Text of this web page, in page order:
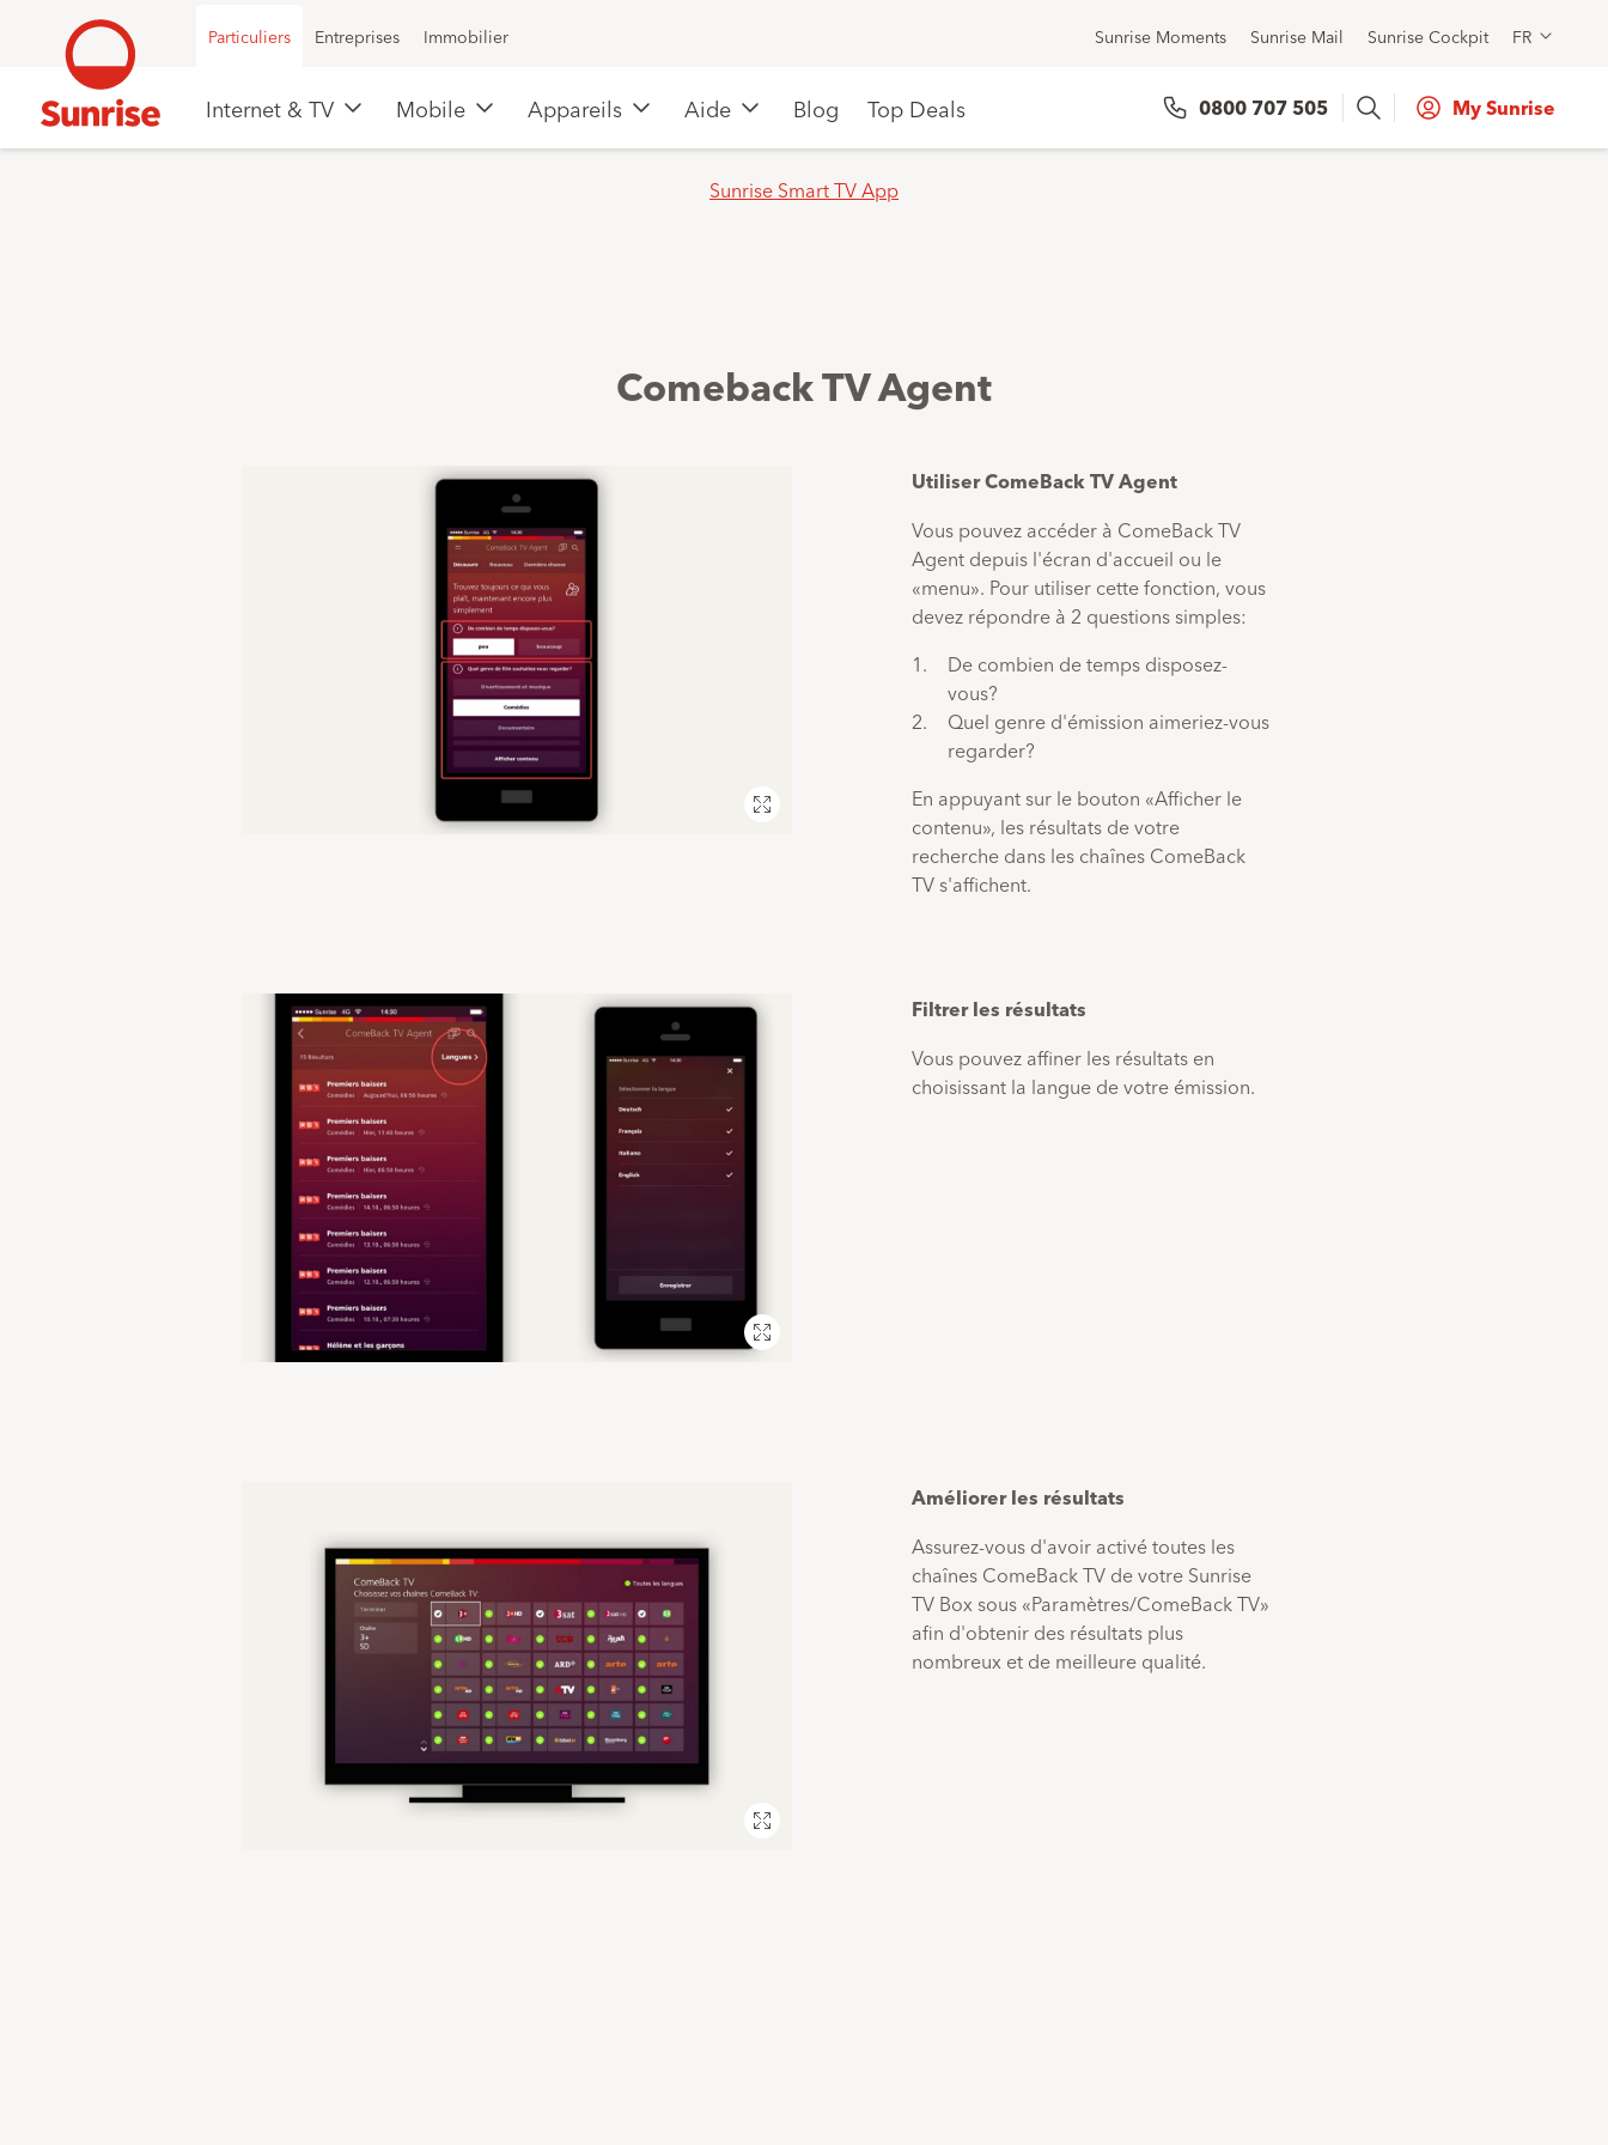
Particuliers Entreprises Immobilier Sunrise Moments Sunrise Mail Sunrise Cockpit FR
Internet & TV Mobile Appareils Aide Blog Top Deals 0800 707 505 Search My Sunrise
Sunrise Smart TV App
Comeback TV Agent
Plein
écran
Utiliser ComeBack TV Agent
Vous pouvez accéder à ComeBack TV
Agent depuis l'écran d'accueil ou le
«menu». Pour utiliser cette fonction, vous
devez répondre à 2 questions simples:
De combien de temps disposez-
vous?
Quel genre d'émission aimeriez-vous
regarder?
En appuyant sur le bouton «Afficher le
contenu», les résultats de votre
recherche dans les chaînes ComeBack
TV s'affichent.
Plein
écran
Filtrer les résultats
Vous pouvez affiner les résultats en
choisissant la langue de votre émission.
Plein
écran
Améliorer les résultats
Assurez-vous d'avoir activé toutes les
chaînes ComeBack TV de votre Sunrise
TV Box sous «Paramètres/ComeBack TV»
afin d'obtenir des résultats plus
nombreux et de meilleure qualité.